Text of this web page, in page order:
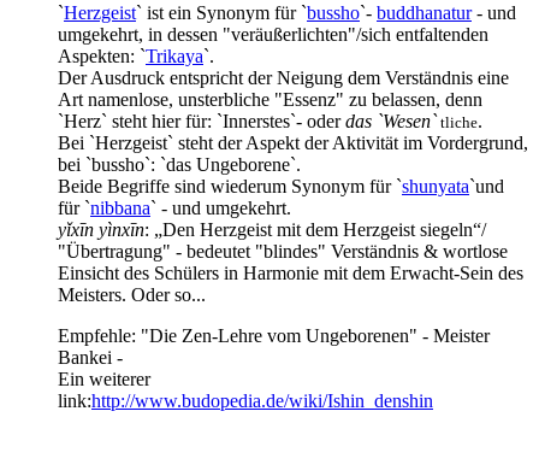
`Herzgeist` ist ein Synonym für `bussho`- buddhanatur- und
umgekehrt, in dessen "veräußerlichten"/sich entfaltenden
Aspekten: `Trikaya`.
Der Ausdruck entspricht der Neigung dem Verständnis eine
Art namenlose, unsterbliche "Essenz" zu belassen, denn
`Herz` steht hier für: `Innerstes`- oderdas `Wesen`tliche.
Bei `Herzgeist` steht der Aspekt der Aktivität im Vordergrund,
bei `bussho`: `das Ungeborene`.
Beide Begriffe sind wiederum Synonym für `shunyata`und
für `nibbana` - und umgekehrt.
yǐxīn yìnxīn: „Den Herzgeist mit dem Herzgeist siegeln“/
"Übertragung" - bedeutet "blindes" Verständnis & wortlose
Einsicht des Schülers in Harmonie mit dem Erwacht-Sein des
Meisters. Oder so...
Empfehle: "Die Zen-Lehre vom Ungeborenen" - Meister
Bankei -
Ein weiterer
link:http://www.budopedia.de/wiki/Ishin_denshin